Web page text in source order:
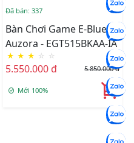
Đã bán: 337
Bàn Chơi Game E-Blue™ -
Auzora - EGT515BKAA-IA
★ ★ ★ ☆ ☆
5.550.000 đ 5.850.000 đ
Mới 100%